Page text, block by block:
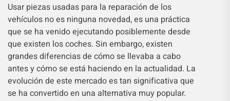
Usar piezas usadas para la reparación de los
vehículos no es ninguna novedad, es una práctica
que se ha venido ejecutando posiblemente desde
que existen los coches. Sin embargo, existen
grandes diferencias de cómo se llevaba a cabo
antes y cómo se está haciendo en la actualidad. La
evolución de este mercado es tan significativa que
se ha convertido en una alternativa muy popular.